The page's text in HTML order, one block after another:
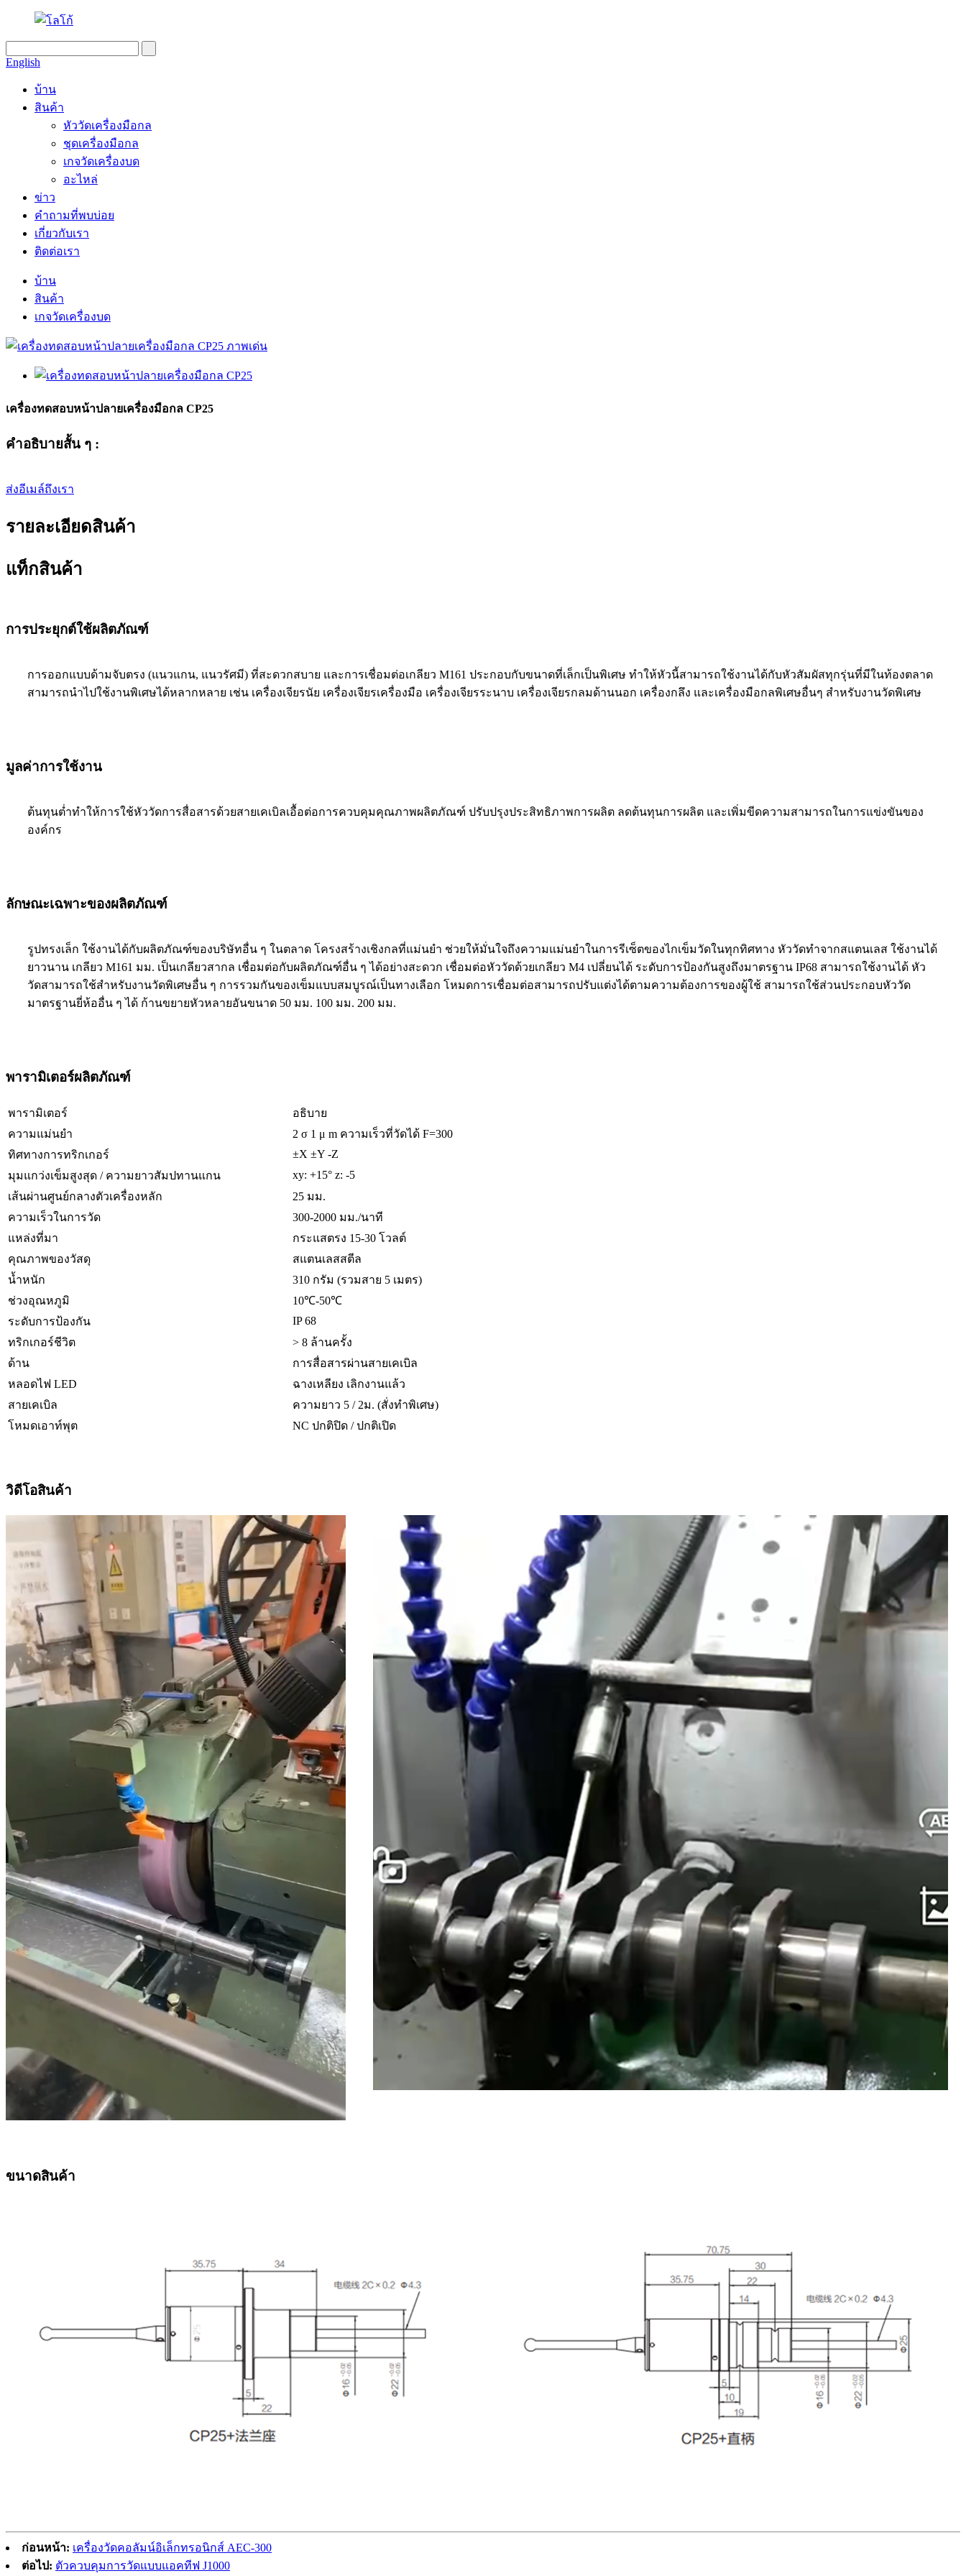
English
บ้าน
สินค้า
หัววัดเครื่องมือกล
ชุดเครื่องมือกล
เกจวัดเครื่องบด
อะไหล่
ข่าว
คำถามที่พบบ่อย
เกี่ยวกับเรา
ติดต่อเรา
บ้าน
สินค้า
เกจวัดเครื่องบด
เครื่องทดสอบหน้าปลายเครื่องมือกล CP25
คำอธิบายสั้น ๆ :
ส่งอีเมล์ถึงเรา
รายละเอียดสินค้า
แท็กสินค้า
การประยุกต์ใช้ผลิตภัณฑ์
การออกแบบด้ามจับตรง (แนวแกน, แนวรัศมี) ที่สะดวกสบาย และการเชื่อมต่อเกลียว M161 ประกอบกับขนาดที่เล็กเป็นพิเศษ ทำให้หัวนี้สามารถใช้งานได้กับหัวสัมผัสทุกรุ่นที่มีในท้องตลาด
สามารถนำไปใช้งานพิเศษได้หลากหลาย เช่น เครื่องเจียรนัย เครื่องเจียรเครื่องมือ เครื่องเจียรระนาบ เครื่องเจียรกลมด้านนอก เครื่องกลึง และเครื่องมือกลพิเศษอื่นๆ สำหรับงานวัดพิเศษ
มูลค่าการใช้งาน
ต้นทุนต่ำทำให้การใช้หัววัดการสื่อสารด้วยสายเคเบิลเอื้อต่อการควบคุมคุณภาพผลิตภัณฑ์ ปรับปรุงประสิทธิภาพการผลิต ลดต้นทุนการผลิต และเพิ่มขีดความสามารถในการแข่งขันของ
องค์กร
ลักษณะเฉพาะของผลิตภัณฑ์
รูปทรงเล็ก ใช้งานได้กับผลิตภัณฑ์ของบริษัทอื่น ๆ ในตลาด โครงสร้างเชิงกลที่แม่นยำ ช่วยให้มั่นใจถึงความแม่นยำในการรีเซ็ตของไกเข็มวัดในทุกทิศทาง หัววัดทำจากสแตนเลส ใช้งานได้
ยาวนาน เกลียว M161 มม. เป็นเกลียวสากล เชื่อมต่อกับผลิตภัณฑ์อื่น ๆ ได้อย่างสะดวก เชื่อมต่อหัววัดด้วยเกลียว M4 เปลี่ยนได้ ระดับการป้องกันสูงถึงมาตรฐาน IP68 สามารถใช้งานได้ หัว
วัดสามารถใช้สำหรับงานวัดพิเศษอื่น ๆ การรวมกันของเข็มแบบสมบูรณ์เป็นทางเลือก โหมดการเชื่อมต่อสามารถปรับแต่งได้ตามความต้องการของผู้ใช้ สามารถใช้ส่วนประกอบหัววัด
มาตรฐานยี่ห้ออื่น ๆ ได้ ก้านขยายหัวหลายอันขนาด 50 มม. 100 มม. 200 มม.
พารามิเตอร์ผลิตภัณฑ์
พารามิเตอร์
อธิบาย
ความแม่นยำ
2 σ 1 μ m ความเร็วที่วัดได้ F=300
ทิศทางการทริกเกอร์
±X ±Y -Z
มุมแกว่งเข็มสูงสุด / ความยาวสัมปทานแกน
xy: +15° z: -5
เส้นผ่านศูนย์กลางตัวเครื่องหลัก
25 มม.
ความเร็วในการวัด
300-2000 มม./นาที
แหล่งที่มา
กระแสตรง 15-30 โวลต์
คุณภาพของวัสดุ
สแตนเลสสตีล
น้ำหนัก
310 กรัม (รวมสาย 5 เมตร)
ช่วงอุณหภูมิ
10℃-50℃
ระดับการป้องกัน
IP 68
ทริกเกอร์ชีวิต
> 8 ล้านครั้ง
ด้าน
การสื่อสารผ่านสายเคเบิล
หลอดไฟ LED
ฉางเหลียง เลิกงานแล้ว
สายเคเบิล
ความยาว 5 / 2ม. (สั่งทำพิเศษ)
โหมดเอาท์พุต
NC ปกติปิด / ปกติเปิด
วิดีโอสินค้า
ขนาดสินค้า
ก่อนหน้า: เครื่องวัดคอลัมน์อิเล็กทรอนิกส์ AEC-300
ต่อไป: ตัวควบคุมการวัดแบบแอคทีฟ J1000